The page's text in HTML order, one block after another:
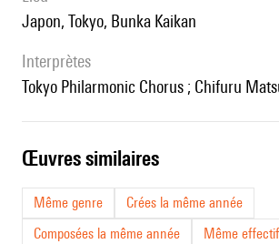
Japon, Tokyo, Bunka Kaikan
interprètes
Tokyo Philarmonic Chorus ; Chifuru
œuvres similaires
Même genre
Crées la même année
Composées la même année
Même